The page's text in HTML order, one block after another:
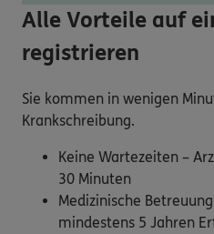
Alle Vorteile auf
registrieren
Sie kommen in wenigen
Krankschreibung.
Keine Wartezeiten –
30 Minuten
Medizinische
mindestens 5 Jahren